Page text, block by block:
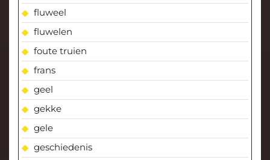
fluweel
fluwelen
foute truien
frans
geel
gekke
gele
geschiedenis